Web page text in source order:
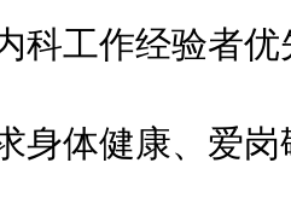
工作经验者优
体健康、爱岗